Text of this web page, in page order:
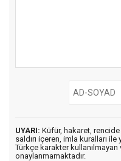
UYARI: Küfür, hakaret,
saldırı içeren, imla kuralları ile
Türkçe karakter
onaylanmamaktadır.